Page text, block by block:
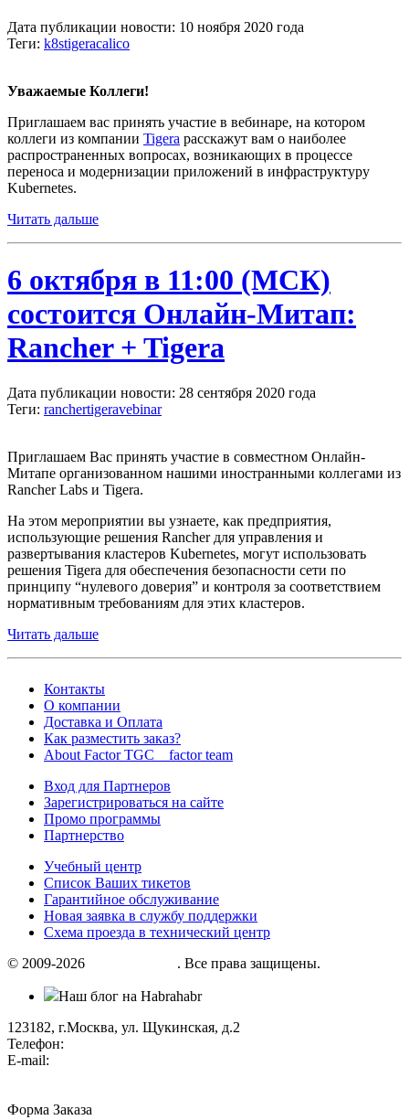
Дата публикации новости: 10 ноября 2020 года
Теги: k8stigeracalico
Уважаемые Коллеги!
Приглашаем вас принять участие в вебинаре, на котором
коллеги из компании Tigera расскажут вам о наиболее
распространенных вопросах, возникающих в процессе
переноса и модернизации приложений в инфраструктуру
Kubernetes.
Читать дальше
6 октября в 11:00 (МСК)
состоится Онлайн-Митап:
Rancher + Tigera
Дата публикации новости: 28 сентября 2020 года
Теги: ranchertigeravebinar
Приглашаем Вас принять участие в совместном Онлайн-
Митапе организованном нашими иностранными коллегами из
Rancher Labs и Tigera.
На этом мероприятии вы узнаете, как предприятия,
использующие решения Rancher для управления и
развертывания кластеров Kubernetes, могут использовать
решения Tigera для обеспечения безопасности сети по
принципу “нулевого доверия” и контроля за соответствием
нормативным требованиям для этих кластеров.
Читать дальше
Контакты
О компании
Доставка и Оплата
Как разместить заказ?
About Factor TGC _ factor team
Вход для Партнеров
Зарегистрироваться на сайте
Промо программы
Партнерство
Учебный центр
Список Ваших тикетов
Гарантийное обслуживание
Новая заявка в службу поддержки
Схема проезда в технический центр
© 2009-2026
. Все права защищены.
Наш блог на Habrahabr
123182, г.Москва, ул. Щукинская, д.2
Телефон:
E-mail:
Форма Заказа